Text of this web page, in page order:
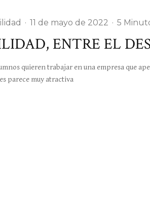
· 11 de mayo de 2022 · 5
ENTRE EL
quieren trabajar en una empresa que
parece muy atractiva